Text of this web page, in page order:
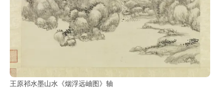
王原祁水墨山水《烟浮远岫图》轴